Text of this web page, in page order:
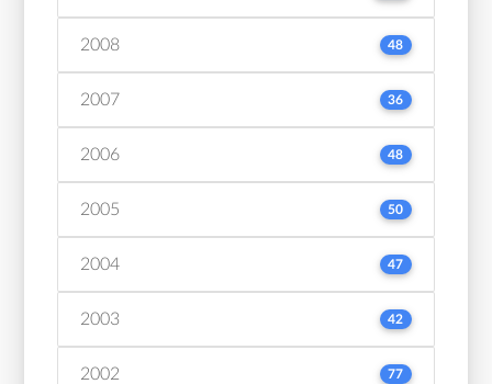
2008 48
2007 36
2006 48
2005 50
2004 47
2003 42
2002 77